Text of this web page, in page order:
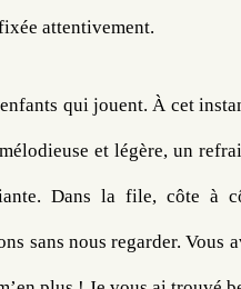
attentivement.
qui jouent. À cet
et légère, un
Dans la file, côte à
sans nous regarder. Vous